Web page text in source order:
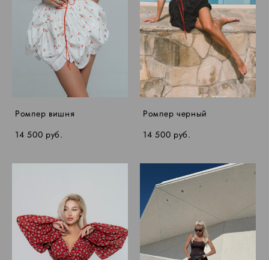
Ромпер вишня
14 500 pуб.
Ромпер черный
14 500 pуб.